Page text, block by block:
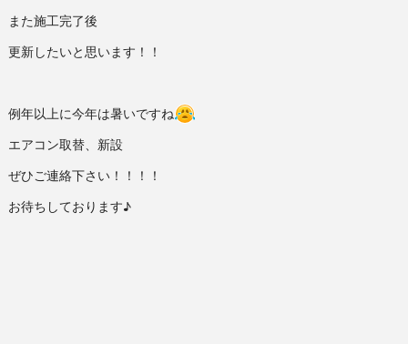
また施工完了後
更新したいと思います！！
例年以上に今年は暑いですね
エアコン取替、新設
ぜひご連絡下さい！！！！
お待ちしております♪